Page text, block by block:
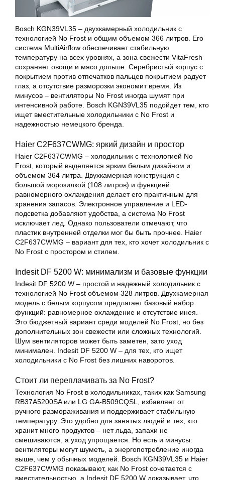
Bosch KGN39VL35 – двухкамерный холодильник с
технологией No Frost и общим объемом 366 литров. Его
система MultiAirflow обеспечивает стабильную
температуру на всех уровнях, а зона свежести VitaFresh
сохраняет овощи и мясо дольше. Серебристый корпус с
покрытием против отпечатков пальцев покрытием радует
глаз, а отсутствие разморозки экономит время. Из
минусов – вентиляторы No Frost иногда шумят при
интенсивной работе. Bosch KGN39VL35 подойдет тем, кто
ищет вместительные холодильники с No Frost и
надежностью немецкого бренда.
Haier C2F637CWMG: яркий дизайн и простор
Haier C2F637CWMG – холодильник с технологией No
Frost, который выделяется ярким белым дизайном и
объемом 364 литра. Двухкамерная конструкция с
большой морозилкой (108 литров) и функцией
равномерного охлаждения делает его практичным для
хранения запасов. Электронное управление и LED-
подсветка добавляют удобства, а система No Frost
исключает лед. Однако пользователи отмечают, что
пластик внутренней отделки мог бы быть прочнее. Haier
C2F637CWMG – вариант для тех, кто хочет холодильник с
No Frost с простором и стилем.
Indesit DF 5200 W: минимализм и базовые функции
Indesit DF 5200 W – простой и надежный холодильник с
технологией No Frost объемом 328 литров. Двухкамерная
модель с белым корпусом предлагает базовый набор
функций: равномерное охлаждение и отсутствие инея.
Это бюджетный вариант среди моделей No Frost, но без
дополнительных зон свежести или сложных технологий.
Шум вентиляторов может быть заметен, зато уход
минимален. Indesit DF 5200 W – для тех, кто ищет
холодильники с No Frost без лишних наворотов.
Стоит ли переплачивать за No Frost?
Технология No Frost в холодильниках, таких как Samsung
RB37A5200SA или LG GA-B509CQSL, избавляет от
ручного размораживания и поддерживает стабильную
температуру. Это удобно для занятых людей и тех, кто
хранит много продуктов – нет льда, запахи не
смешиваются, а уход упрощается. Но есть и минусы:
вентиляторы могут шуметь, а энергопотребление иногда
выше, чем у обычных моделей. Bosch KGN39VL35 и Haier
C2F637CWMG показывают, как No Frost сочетается с
вместительностью, а Indesit DF 5200 W доказывает, что